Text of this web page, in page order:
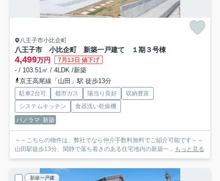
八王子市小比企町
八王子市 小比企町 新築一戸建て １期 ３号棟
4,499万円 7月13日 値下げ
- / 103.51㎡ / 4LDK /新築
京王高尾線「山田」駅 徒歩13分
駐車2台可 都市ガス 陽当り良好
収納豊富
システムキッチン
食器洗い乾燥機
パノラマ 新築
～～こちらの物件は、弊社でなら仲介手数料無料でご紹介可能です～～
山田駅徒歩13分、閑静で落ち着きのある住宅地内の新築一... もっと見る
新築一戸建